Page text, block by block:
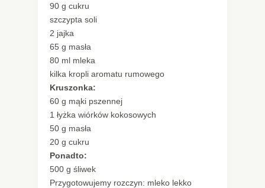
90 g cukru
szczypta soli
2 jajka
65 g masła
80 ml mleka
kilka kropli aromatu rumowego
Kruszonka:
60 g mąki pszennej
1 łyżka wiórków kokosowych
50 g masła
20 g cukru
Ponadto:
500 g śliwek
Przygotowujemy rozczyn: mleko lekko